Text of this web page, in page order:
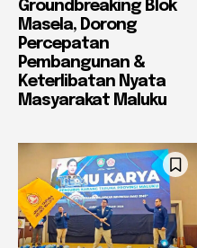
Groundbreaking Blok
Masela, Dorong
Percepatan
Pembangunan &
Keterlibatan Nyata
Masyarakat Maluku